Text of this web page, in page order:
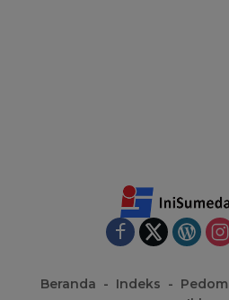
Beranda Indeks